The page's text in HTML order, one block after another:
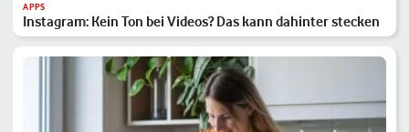
APPS
Instagram: Kein Ton bei Videos? Das kann dahinter stecken